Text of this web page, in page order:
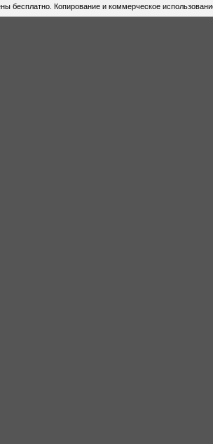
бесплатно. Копирование и коммерческое